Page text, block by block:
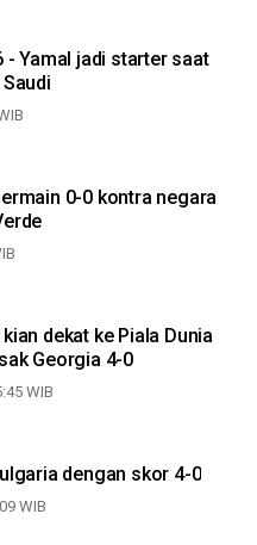
- Yamal jadi starter saat
0-0 kontra negara
dekat ke Piala Dunia
Georgia 4-0
WIB
dengan skor 4-0
WIB